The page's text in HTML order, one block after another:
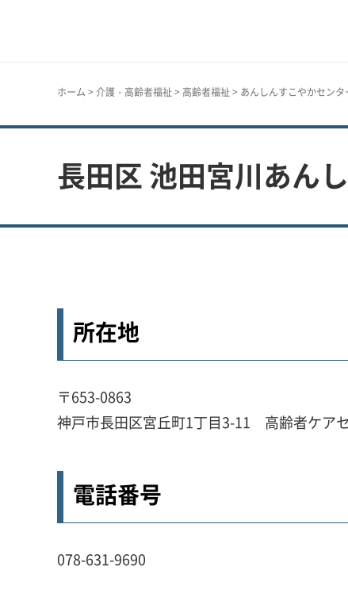
ホーム > 介護・高齢者福祉 > 高齢者福祉 > あんしんすこやかセンタ
長田区 池田宮川あん
所在地
〒653-0863
神戸市長田区宮丘町1丁目3-11 高齢者ケア
電話番号
078-631-9690